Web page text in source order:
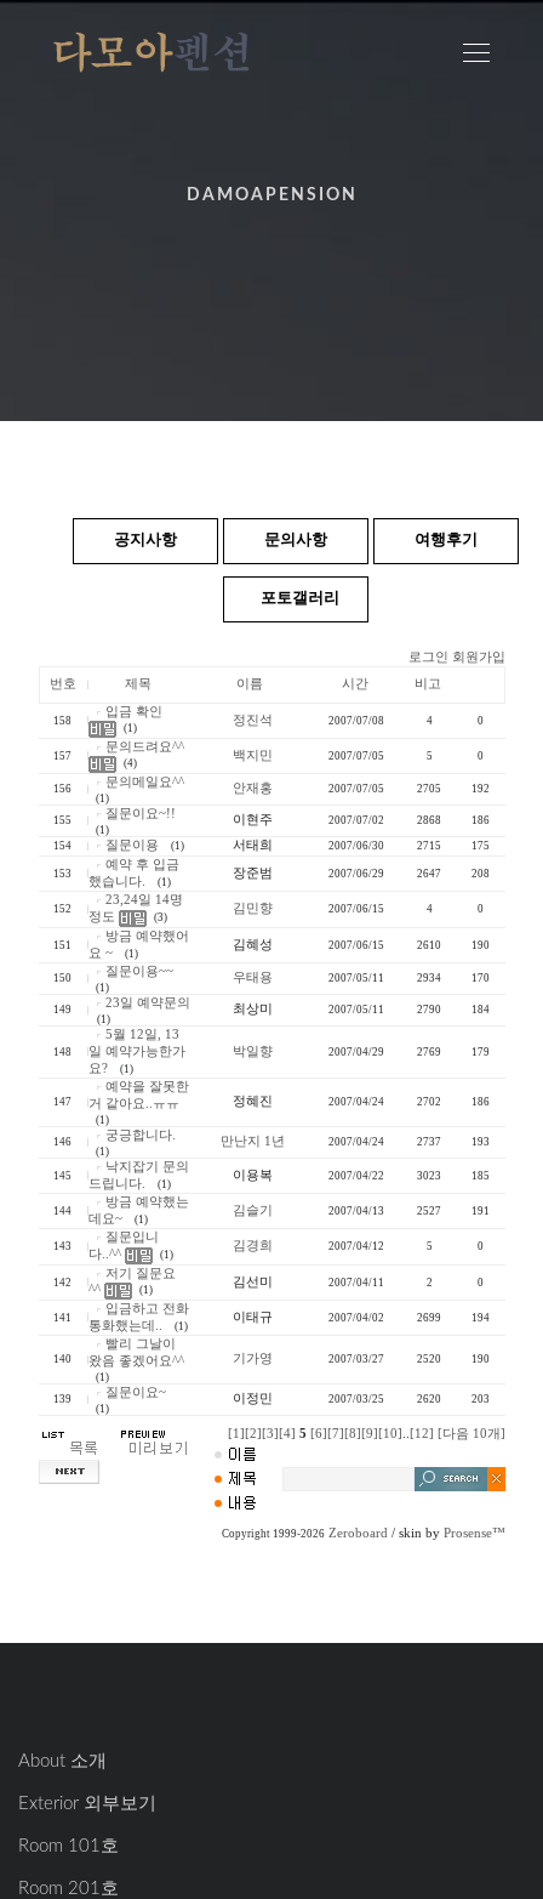
DAMOAPENSION
공지사항 문의사항 여행후기
포토갤러리
로그인
회원가입
번호
제목 이름 시간 비고
158
입금 확인
(1)
정진석 2007/07/08 4 0
157
문의드려요^^
(4)
백지민 2007/07/05 5 0
156 문의메일요^^
(1)
안재홍 2007/07/05 2705 192
155 질문이요~!!
(1)
이현주 2007/07/02 2868 186
154 질문이용 (1) 서태희 2007/06/30 2715 175
153
예약 후 입금
했습니다.
(1)
장준범 2007/06/29 2647 208
152
23,24일 14명
정도
(3)
김민향 2007/06/15 4 0
151
방금 예약했어
요 ~
(1)
김혜성 2007/06/15 2610 190
150 질문이용~~
(1)
우태용 2007/05/11 2934 170
149 23일 예약문의
(1)
최상미 2007/05/11 2790 184
148
5월 12일, 13
일 예약가능한가
요?
(1)
박일향 2007/04/29 2769 179
147
예약을 잘못한
거 같아요..ㅠㅠ
(1)
정혜진 2007/04/24 2702 186
146 궁긍합니다.
(1)
만난지 1년 2007/04/24 2737 193
145
낙지잡기 문의
드립니다.
(1)
이용복 2007/04/22 3023 185
144
방금 예약했는
데요~
(1)
김슬기 2007/04/13 2527 191
143
질문입니
다..^^
(1)
김경희 2007/04/12 5 0
142
저기 질문요
^^
(1)
김선미 2007/04/11 2 0
141
입금하고 전화
통화했는데..
(1)
이태규 2007/04/02 2699 194
140
빨리 그날이
왔음 좋겠어요^^
(1)
기가영 2007/03/27 2520 190
139 질문이요~
(1)
이정민 2007/03/25 2620 203
[1] [2] [3] [4] 5 [6] [7] [8] [9] [10] [12] [다음 10개]
Copyright 1999-2026 Zeroboard / skin by Prosense™
About 소개
Exterior 외부보기
Room 101호
Room 201호